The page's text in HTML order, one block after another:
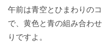
午前は青空とひまわりの
で、黄色と青の組み合わ
りですよ。